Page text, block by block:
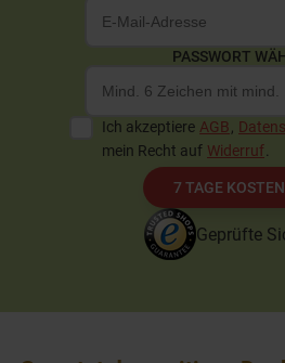
PASSWORT
Ich akzeptiere AGB
mein Recht auf Widerruf
7 TAGE
Geprüfte